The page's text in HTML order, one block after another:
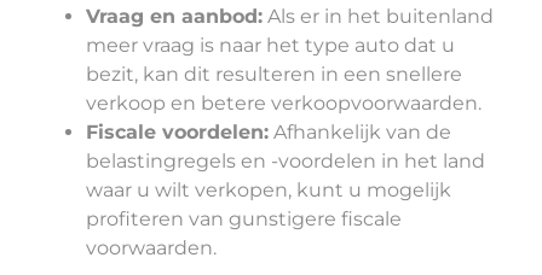
Vraag en aanbod: Als er in het buitenland
meer vraag is naar het type auto dat u
bezit, kan dit resulteren in een snellere
verkoop en betere verkoopvoorwaarden.
Fiscale voordelen: Afhankelijk van de
belastingregels en -voordelen in het land
waar u wilt verkopen, kunt u mogelijk
profiteren van gunstigere fiscale
voorwaarden.